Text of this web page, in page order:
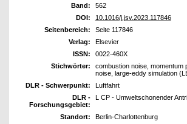
Band:
562
DOI:
10.1016/j.jsv.2023.117846
Seitenbereich:
Seite 117846
Verlag:
Elsevier
ISSN:
0022-460X
Stichwörter:
combustion noise,
noise, large-eddy simulation
DLR - Schwerpunkt:
Luftfahrt
DLR -
Forschungsgebiet:
L CP - Umweltschonender
Standort:
Berlin-Charlottenburg